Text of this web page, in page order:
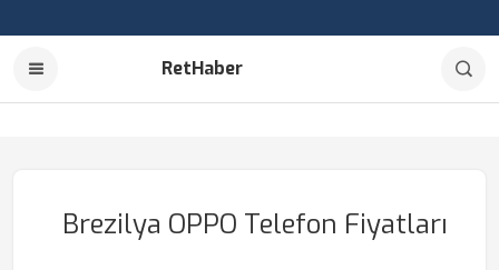
RetHaber
Brezilya OPPO Telefon Fiyatları